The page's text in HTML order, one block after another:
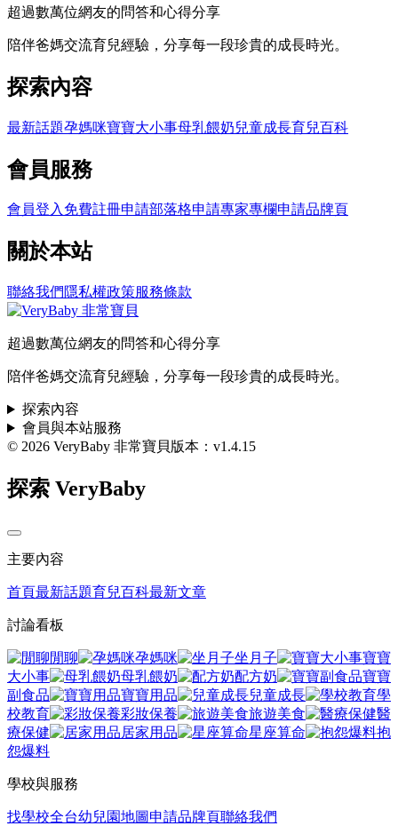
超過數萬位網友的問答和心得分享
陪伴爸媽交流育兒經驗，分享每一段珍貴的成長時光。
探索內容
最新話題孕媽咪寶寶大小事母乳餵奶兒童成長育兒百科
會員服務
會員登入免費註冊申請部落格申請專家專欄申請品牌頁
關於本站
聯絡我們 隱私權政策服務條款
超過數萬位網友的問答和心得分享
陪伴爸媽交流育兒經驗，分享每一段珍貴的成長時光。
探索內容
會員與本站服務
© 2026 VeryBaby 非常寶貝版本：v1.4.15
探索 VeryBaby
主要內容
首頁最新話題育兒百科最新文章
討論看板
閒聊 孕媽咪 坐月子
寶寶
大小事
母乳餵奶 配方奶
寶寶
副食品
寶寶用品 兒童成長
學
校教育
彩妝保養 旅遊美食
醫
療保健
居家用品 星座算命
抱
怨爆料
學校與服務
找學校全台幼兒園地圖 申請品牌頁聯絡我們